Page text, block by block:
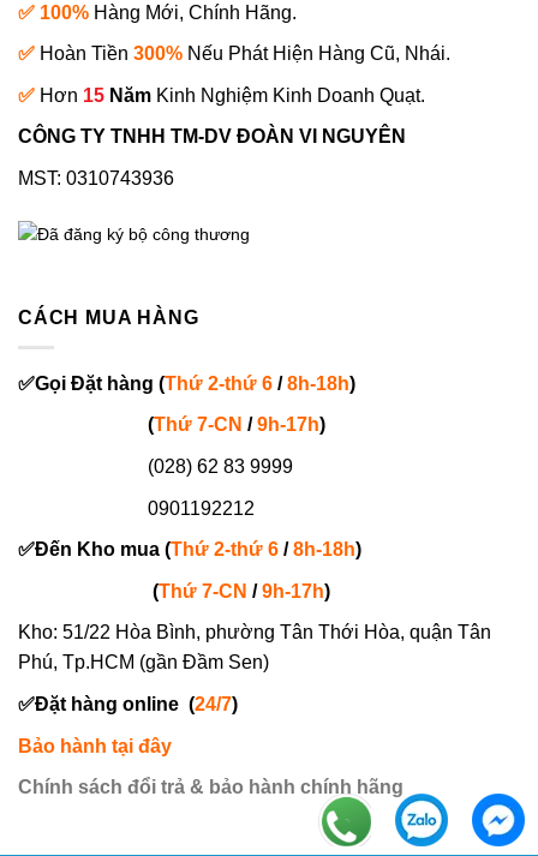
✅ 100% Hàng Mới, Chính Hãng.
✅ Hoàn Tiền 300% Nếu Phát Hiện Hàng Cũ, Nhái.
✅ Hơn 15 Năm Kinh Nghiệm Kinh Doanh Quạt.
CÔNG TY TNHH TM-DV ĐOÀN VI NGUYÊN
MST: 0310743936
CÁCH MUA HÀNG
✅Gọi Đặt hàng (Thứ 2-thứ 6 /8h-18h)
(Thứ 7-CN /9h-17h)
(028) 62 83 9999
0901192212
✅Đến Kho mua (Thứ 2-thứ 6 /8h-18h)
(Thứ 7-CN /9h-17h)
Kho: 51/22 Hòa Bình, phường Tân Thới Hòa, quận Tân
Phú, Tp.HCM (gần Đầm Sen)
✅Đặt hàng online (24/7)
Bảo hành tại đây
Chính sách đổi trả & bảo hành chính hãng